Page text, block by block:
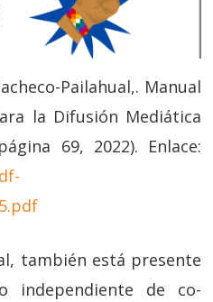
Pailahual,. Manual
la Difusión Mediática
69, 2022). Enlace:
también está presente
independiente de co-